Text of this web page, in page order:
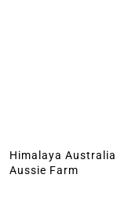
Himalaya Australia
Aussie Farm